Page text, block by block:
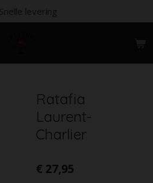
Snelle levering
Ratafia
Laurent-
Charlier
€ 27,95